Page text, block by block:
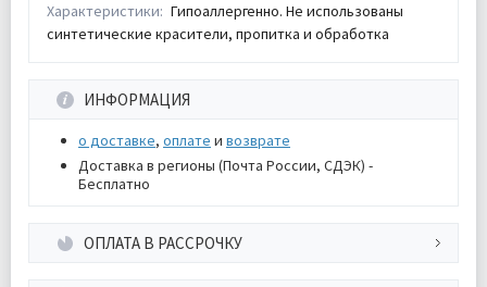
Характеристики: Гипоаллергенно. Не использованы
синтетические красители, пропитка и обработка
ИНФОРМАЦИЯ
о доставке, оплате и возврате
Доставка в регионы (Почта России, СДЭК) -
Бесплатно
ОПЛАТА В РАССРОЧКУ